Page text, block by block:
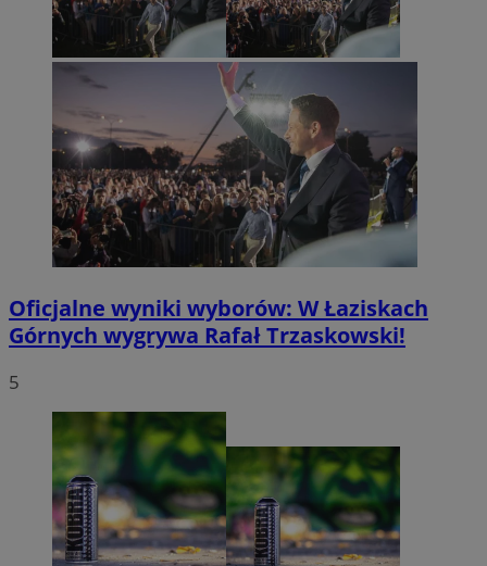
Oficjalne wyniki wyborów: W Łaziskach
Górnych wygrywa Rafał Trzaskowski!
5